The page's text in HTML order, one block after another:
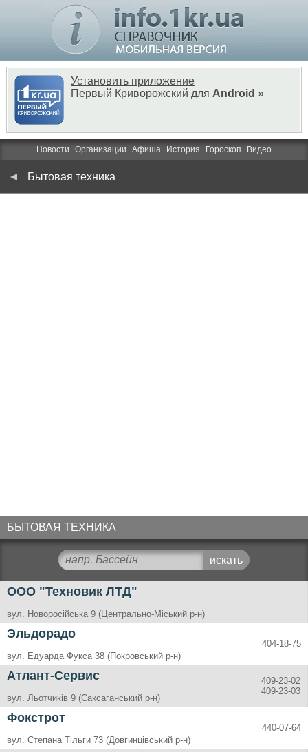
Установить приложение
Первый Криворожский для Android »
Новости Организации Афиша История Гороскоп Видео
Бытовая техника
БЫТОВАЯ ТЕХНИКА
ООО "Техновик ЛТД"
вул. Новоросійська 9 (Центрально-Міський р-н)
Эльдорадо
вул. Едуарда Фукса 38 (Покровський р-н)
404-18-75
Атлант-Сервис
вул. Льотчиків 9 (Саксаганський р-н)
409-23-02
409-23-03
Фокстрот
вул. Степана Тільги 73 (Довгинцівський р-н)
440-07-64